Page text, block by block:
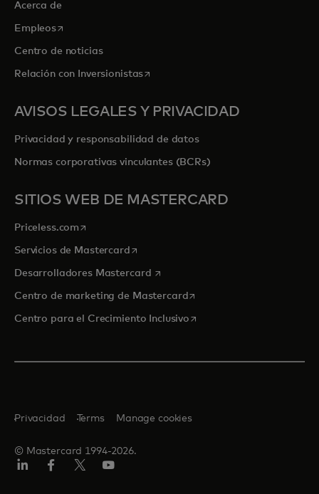
Acerca de
Empleosse abre en una pestaña nueva
Centro de noticias
Relación con Inversionistasse abre en una pestaña nueva
AVISOS LEGALES Y PRIVACIDAD
Privacidad y responsabilidad de datos
Normas corporativas vinculantes (BCRs)
SITIOS WEB DE MASTERCARD
Priceless.com se abre en una pestaña nueva
Servicios de Mastercardse abre en una pestaña nueva
Desarrolladores Mastercard se abre en una pestaña nueva
Centro de marketing de Mastercardse abre en una pestaña
Centro para el Crecimiento Inclusivose abre en una pestaña
© Mastercard 1994-2026.
Privacidad Terms Manage cookies